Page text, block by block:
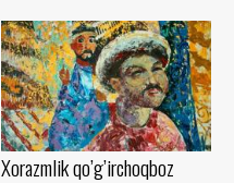
Xorazmlik qo’g’irchoqboz